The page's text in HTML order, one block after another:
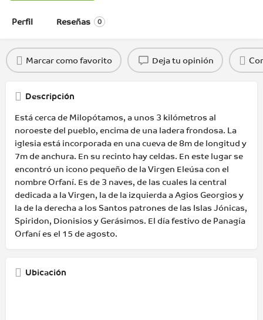
Perfil Reseñas 0
Marcar como favorito Deja tu opinión
Descripción
Está cerca de Milopótamos, a unos 3 kilómetros al
noroeste del pueblo, encima de una ladera frondosa. La
iglesia está incorporada en una cueva de 8m de longitud y
7m de anchura. En su recinto hay celdas. En este lugar se
encontró un icono pequeño de la Virgen Eleúsa con el
nombre Orfaní. Es de 3 naves, de las cuales la central
dedicada a la Virgen, la de la izquierda a Agios Georgios y
la de la derecha a los Santos patrones de las Islas Jónicas,
Spiridon, Dionisios y Gerásimos. El día festivo de Panagía
Orfaní es el 15 de agosto.
Ubicación